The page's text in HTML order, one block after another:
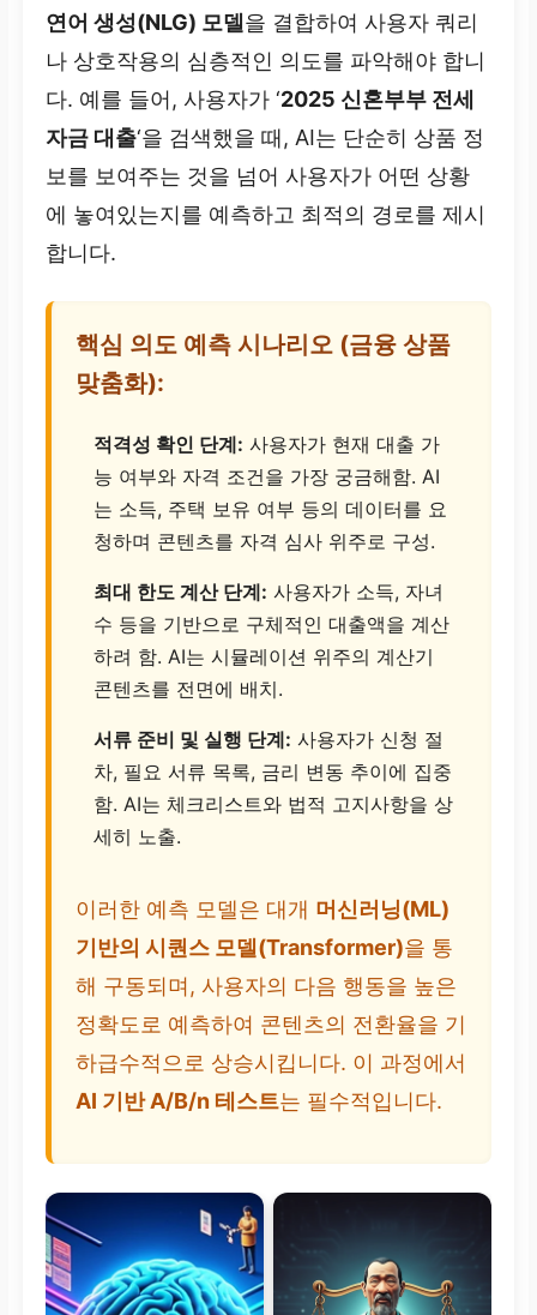
연어 생성(NLG) 모델 을 결합하여 사용자 쿼리
나 상호작용의 심층적인 의도를 파악해야 합니
다. 예를 들어, 사용자가 ‘2025 신혼부부 전세
자금 대출‘을 검색했을 때, AI는 단순히 상품 정
보를 보여주는 것을 넘어 사용자가 어떤 상황
에 놓여있는지를 예측하고 최적의 경로를 제시
합니다.
핵심 의도 예측 시나리오 (금융 상품
맞춤화):
적격성 확인 단계: 사용자가 현재 대출 가
능 여부와 자격 조건을 가장 궁금해함. AI
는 소득, 주택 보유 여부 등의 데이터를 요
청하며 콘텐츠를 자격 심사 위주로 구성.
최대 한도 계산 단계: 사용자가 소득, 자녀
수 등을 기반으로 구체적인 대출액을 계산
하려 함. AI는 시뮬레이션 위주의 계산기
콘텐츠를 전면에 배치.
서류 준비 및 실행 단계: 사용자가 신청 절
차, 필요 서류 목록, 금리 변동 추이에 집중
함. AI는 체크리스트와 법적 고지사항을 상
세히 노출.
이러한 예측 모델은 대개 머신러닝(ML)
기반의 시퀀스 모델(Transformer)을 통
해 구동되며, 사용자의 다음 행동을 높은
정확도로 예측하여 콘텐츠의 전환율을 기
하급수적으로 상승시킵니다. 이 과정에서
AI 기반 A/B/n 테스트는 필수적입니다.